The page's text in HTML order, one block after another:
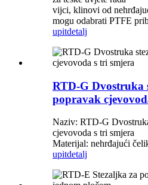
vijci, klinovi od
mogu odabrati PTFE
upitdetalj
RTD-G Dvostruka
popravak
Naziv: RTD-G
cjevovoda s tri smjera
Materijal: nehrđajući
upitdetalj